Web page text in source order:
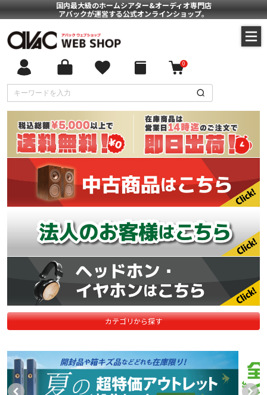
国内最大級のホームシアター&オーディオ専門店
アバックが運営する公式オンラインショップ。
0
カテゴリから探す